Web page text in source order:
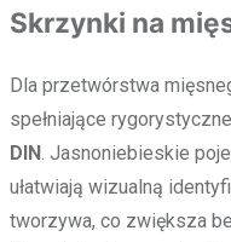
Skrzynki na
Dla przetwórstwa
spełniające
DIN. Jasnoniebieskie
ułatwiają wizualną
tworzywa, co zwiększa